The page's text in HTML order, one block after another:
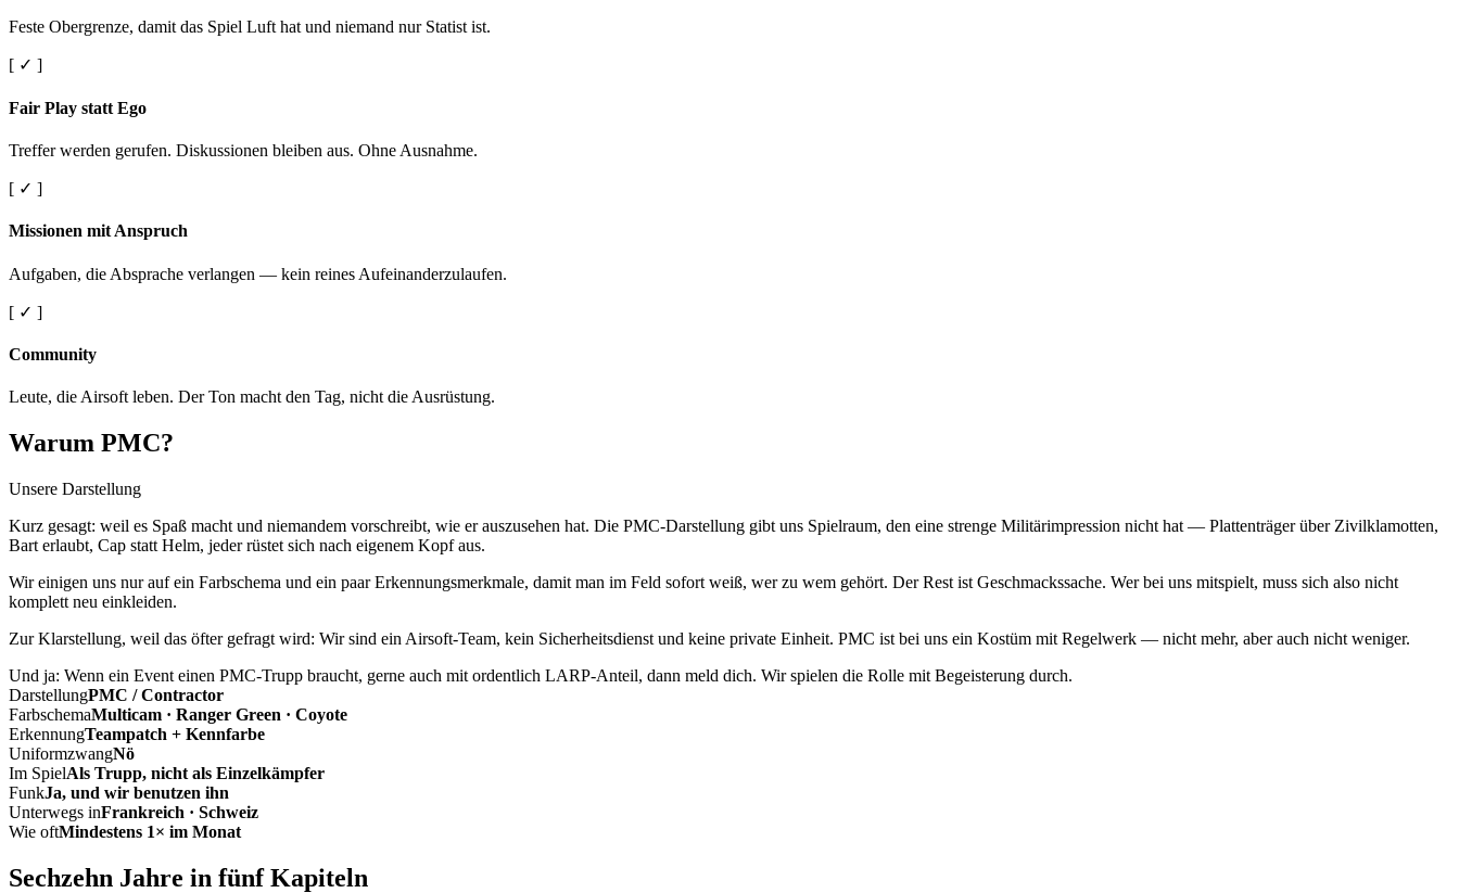
Feste Obergrenze, damit das Spiel Luft hat und niemand nur Statist ist.
[ ✓ ]
Fair Play statt Ego
Treffer werden gerufen. Diskussionen bleiben aus. Ohne Ausnahme.
[ ✓ ]
Missionen mit Anspruch
Aufgaben, die Absprache verlangen — kein reines Aufeinanderzulaufen.
[ ✓ ]
Community
Leute, die Airsoft leben. Der Ton macht den Tag, nicht die Ausrüstung.
Warum PMC?
Unsere Darstellung
Kurz gesagt: weil es Spaß macht und niemandem vorschreibt, wie er auszusehen hat. Die PMC-Darstellung gibt uns Spielraum, den eine strenge Militärimpression nicht hat — Plattenträger über Zivilklamotten,
Bart erlaubt, Cap statt Helm, jeder rüstet sich nach eigenem Kopf aus.
Wir einigen uns nur auf ein Farbschema und ein paar Erkennungsmerkmale, damit man im Feld sofort weiß, wer zu wem gehört. Der Rest ist Geschmackssache. Wer bei uns mitspielt, muss sich also nicht
komplett neu einkleiden.
Zur Klarstellung, weil das öfter gefragt wird: Wir sind ein Airsoft-Team, kein Sicherheitsdienst und keine private Einheit. PMC ist bei uns ein Kostüm mit Regelwerk — nicht mehr, aber auch nicht weniger.
Und ja: Wenn ein Event einen PMC-Trupp braucht, gerne auch mit ordentlich LARP-Anteil, dann meld dich. Wir spielen die Rolle mit Begeisterung durch.
DarstellungPMC / Contractor
FarbschemaMulticam · Ranger Green · Coyote
ErkennungTeampatch + Kennfarbe
UniformzwangNö
Im SpielAls Trupp, nicht als Einzelkämpfer
FunkJa, und wir benutzen ihn
Unterwegs inFrankreich · Schweiz
Wie oftMindestens 1× im Monat
Sechzehn Jahre in fünf Kapiteln